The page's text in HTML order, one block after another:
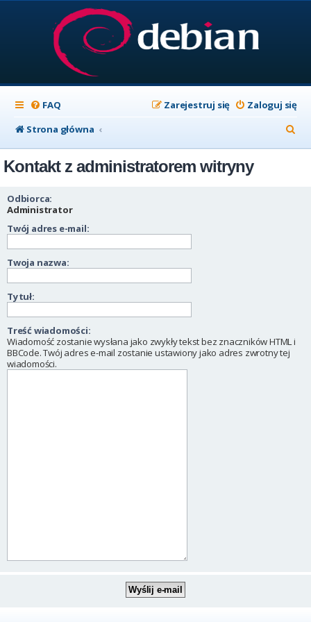
FAQ Zaloguj się
Zarejestruj się
Strona główna
z
Kontakt z administratorem witryny
Odbiorca:
Administrator
Twój adres e-mail:
Twoja nazwa:
Tytuł:
Treść wiadomości:
Wiadomość zostanie wysłana jako zwykły tekst bez znaczników HTML i
BBCode. Twój adres e-mail zostanie ustawiony jako adres zwrotny tej
wiadomości.